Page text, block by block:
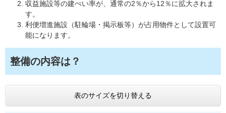
収益施設等の建ぺい率が、通常の2％から12％に拡大されま
す。
利便増進施設（駐輪場・掲示板等）が占用物件として設置可
能になります。
整備の内容は？
表のサイズを切り替える